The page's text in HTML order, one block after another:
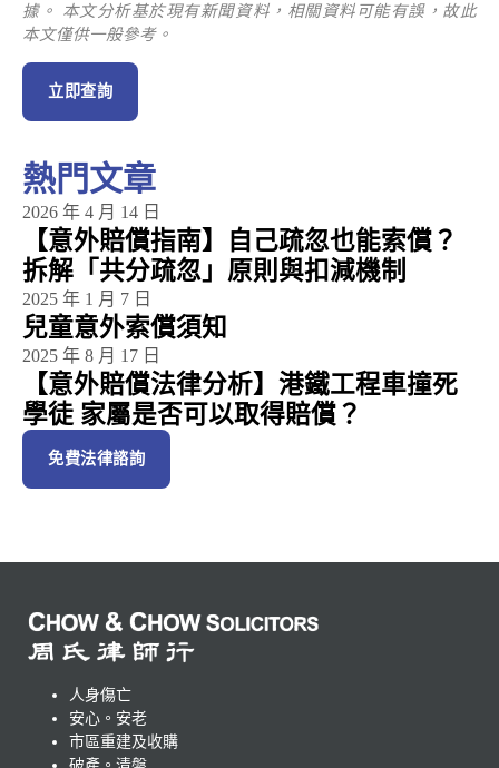
據。 本文分析基於現有新聞資料，相關資料可能有誤，故此
本文僅供一般參考。
立即查詢
熱門文章
2026 年 4 月 14 日
【意外賠償指南】自己疏忽也能索償？
拆解「共分疏忽」原則與扣減機制
2025 年 1 月 7 日
兒童意外索償須知
2025 年 8 月 17 日
【意外賠償法律分析】港鐵工程車撞死
學徒 家屬是否可以取得賠償？
免費法律諮詢
人身傷亡
安心。安老
市區重建及收購